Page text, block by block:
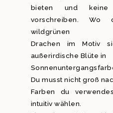
bieten und keine
vorschreiben. Wo
wildgrünen
Drachen im Motiv
außerirdische Blüte in
Du musst nicht groß
Farben du
intuitiv wählen.